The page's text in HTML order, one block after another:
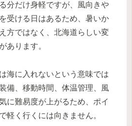
分だけ身軽ですが、風向きや
受ける日はあるため、暑いか
方ではなく、北海道らしい変
あります。
海に入れないという意味では
備、移動時間、体温管理、風
に難易度が上がるため、ポイ
軽く行くには向きません。